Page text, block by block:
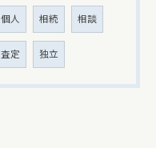
個人 相続 相談
査定 独立